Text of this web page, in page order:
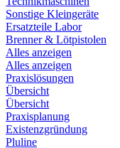
Sonstige Kleingeräte
Ersatzteile Labor
Brenner & Lötpistolen
Alles anzeigen
Alles anzeigen
Praxislösungen
Übersicht
Übersicht
Praxisplanung
Existenzgründung
Pluline